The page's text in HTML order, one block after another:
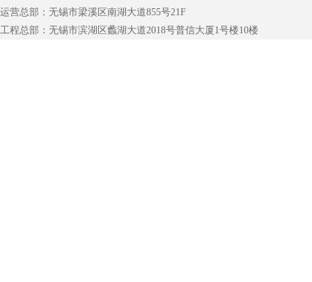
运营总部：无锡市梁溪区南湖大道855号21F
工程总部：无锡市滨湖区蠡湖大道2018号普信大厦1号楼10楼